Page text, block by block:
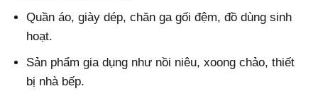
Quần áo, giày dép, chăn ga gối đệm, đồ dùng sinh
hoạt.
Sản phẩm gia dụng như nồi niêu, xoong chảo, thiết
bị nhà bếp.